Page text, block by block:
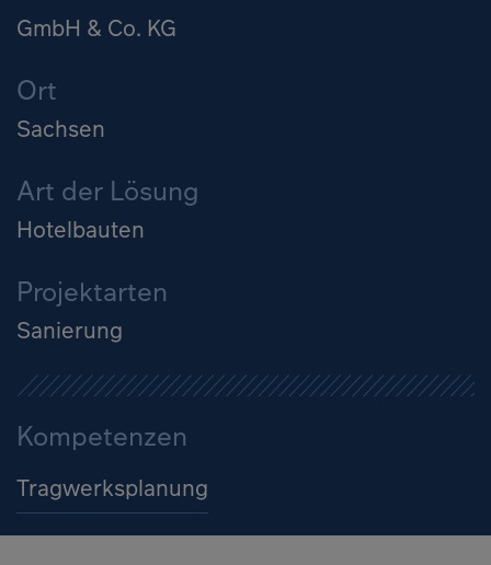
GmbH & Co. KG
Ort
Sachsen
Art der Lösung
Hotelbauten
Projektarten
Sanierung
Kompetenzen
Tragwerksplanung